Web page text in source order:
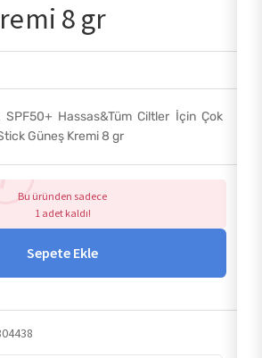
8 gr
Hassas&Tüm Ciltler İçin Çok
Güneş Kremi 8 gr
Bu üründen sadece
1 adet kaldı!
Sepete Ekle